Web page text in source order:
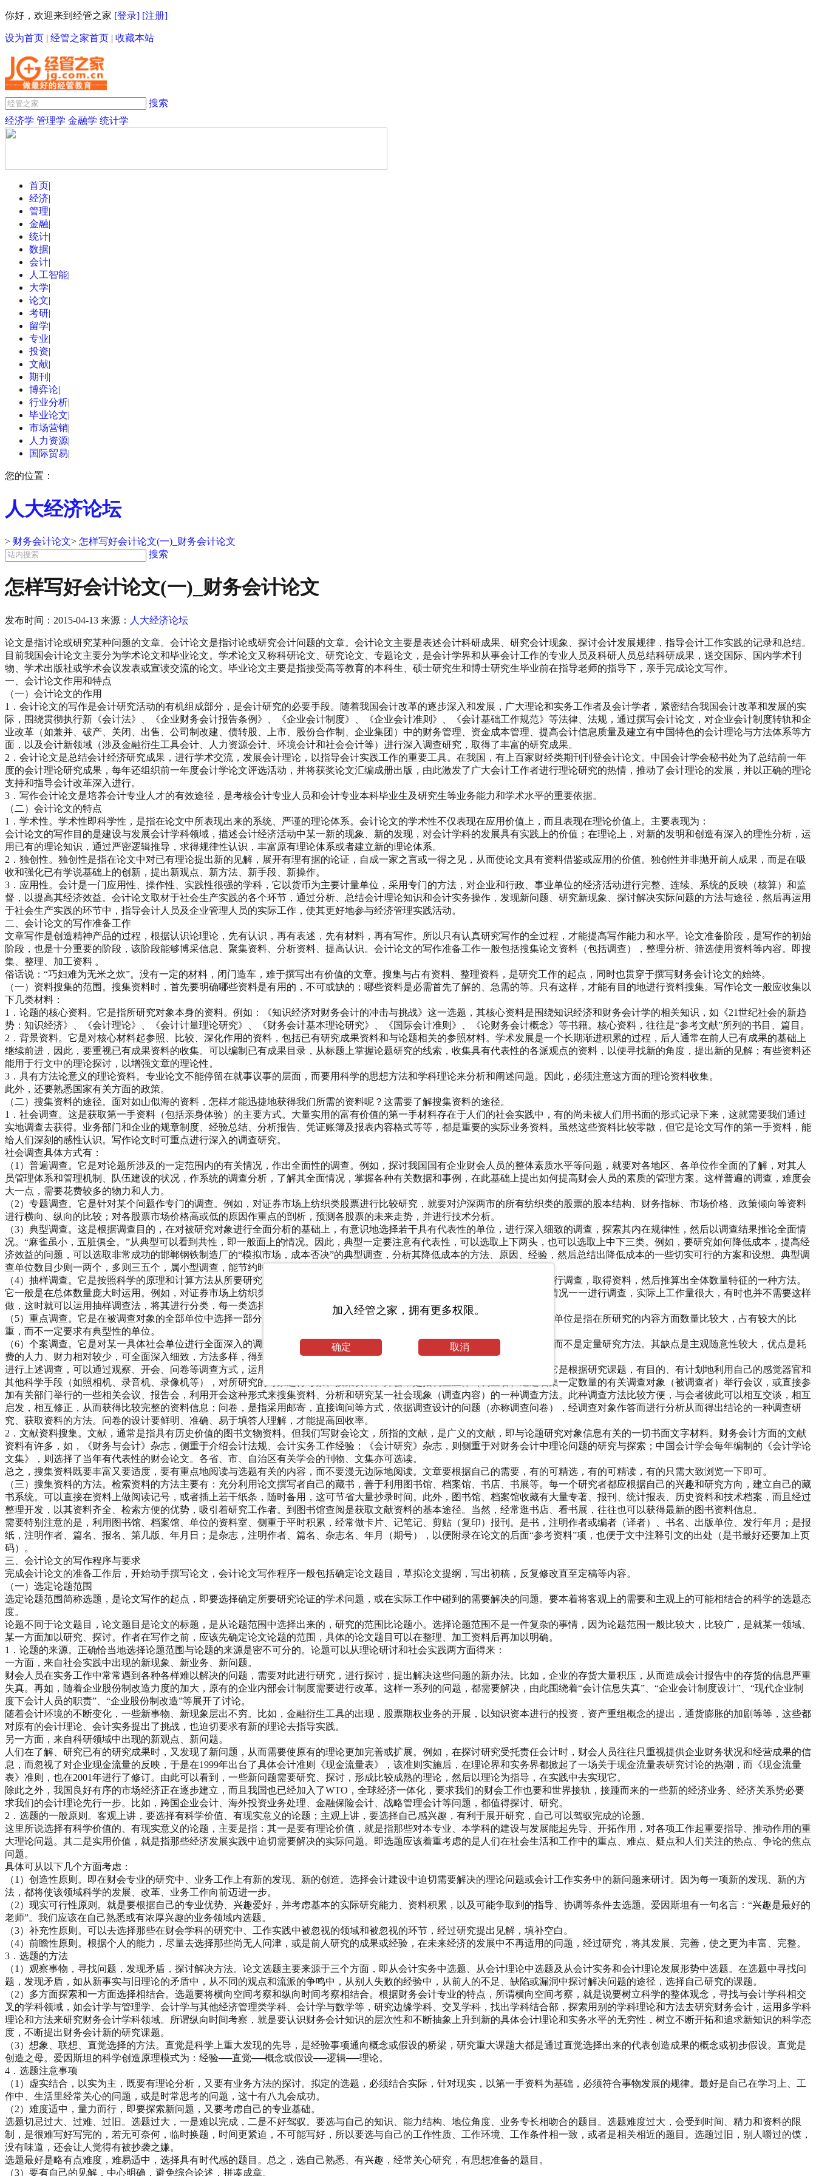
你好，欢迎来到经管之家 [登录] [注册]
设为首页 | 经管之家首页 | 收藏本站
搜索
经济学 管理学 金融学 统计学
首页|
经济|
管理|
金融|
统计|
数据|
会计|
人工智能|
大学|
论文|
考研|
留学|
专业|
投资|
文献|
期刊 |
博弈论|
行业分析|
毕业论文|
市场营销|
人力资源|
国际贸易|
您的位置：
人大经济论坛
> 财务会计论文> 怎样写好会计论文(一)_财务会计论文
搜索
怎样写好会计论文(一)_财务会计论文
发布时间： 2015-04-13 来源： 人大经济论坛
论文是指讨论或研究某种问题的文章。会计论文是指讨论或研究会计问题的文章。会计论文主要是表述会计科研成果、研究会计现象、探讨会计发展规律，指导会计工作实践的记录和总结。
目前我国会计论文主要分为学术论文和毕业论文。学术论文又称科研论文、研究论文、专题论文，是会计学界和从事会计工作的专业人员及科研人员总结科研成果，送交国际、国内学术刊
物、学术出版社或学术会议发表或宣读交流的论文。毕业论文主要是指接受高等教育的本科生、硕士研究生和博士研究生毕业前在指导老师的指导下，亲手完成论文写作。
一、会计论文作用和特点
（一）会计论文的作用
1．会计论文的写作是会计研究活动的有机组成部分，是会计研究的必要手段。随着我国会计改革的逐步深入和发展，广大理论和实务工作者及会计学者，紧密结合我国会计改革和发展的实
际，围绕贯彻执行新《会计法》、《企业财务会计报告条例》、《企业会计制度》、《企业会计准则》、《会计基础工作规范》等法律、法规，通过撰写会计论文，对企业会计制度转轨和企
业改革（如兼并、破产、关闭、出售、公司制改建、债转股、上市、股份合作制、企业集团）中的财务管理、资金成本管理、提高会计信息质量及建立有中国特色的会计理论与方法体系等方
面，以及会计新领域（涉及金融衍生工具会计、人力资源会计、环境会计和社会会计等）进行深入调查研究，取得了丰富的研究成果。
2．会计论文是总结会计经济研究成果，进行学术交流，发展会计理论，以指导会计实践工作的重要工具。在我国，有上百家财经类期刊刊登会计论文。中国会计学会秘书处为了总结前一年
度的会计理论研究成果，每年还组织前一年度会计学论文评选活动，并将获奖论文汇编成册出版，由此激发了广大会计工作者进行理论研究的热情，推动了会计理论的发展，并以正确的理论
支持和指导会计改革深入进行。
3．写作会计论文是培养会计专业人才的有效途径，是考核会计专业人员和会计专业本科毕业生及研究生等业务能力和学术水平的重要依据。
（二）会计论文的特点
1．学术性。学术性即科学性，是指在论文中所表现出来的系统、严谨的理论体系。会计论文的学术性不仅表现在应用价值上，而且表现在理论价值上。主要表现为：
会计论文的写作目的是建设与发展会计学科领域，描述会计经济活动中某一新的现象、新的发现，对会计学科的发展具有实践上的价值；在理论上，对新的发明和创造有深入的理性分析，运
用已有的理论知识，通过严密逻辑推导，求得规律性认识，丰富原有理论体系或者建立新的理论体系。
2．独创性。独创性是指在论文中对已有理论提出新的见解，展开有理有据的论证，自成一家之言或一得之见，从而使论文具有资料借鉴或应用的价值。独创性并非抛开前人成果，而是在吸
收和强化已有学说基础上的创新，提出新观点、新方法、新手段、新操作。
3．应用性。会计是一门应用性、操作性、实践性很强的学科，它以货币为主要计量单位，采用专门的方法，对企业和行政、事业单位的经济活动进行完整、连续、系统的反映（核算）和监
督，以提高其经济效益。会计论文取材于社会生产实践的各个环节，通过分析、总结会计理论知识和会计实务操作，发现新问题、研究新现象、探讨解决实际问题的方法与途径，然后再运用
于社会生产实践的环节中，指导会计人员及企业管理人员的实际工作，使其更好地参与经济管理实践活动。
二、会计论文的写作准备工作
文章写作是创造精神产品的过程，根据认识论理论，先有认识，再有表述，先有材料，再有写作。所以只有认真研究写作的全过程，才能提高写作能力和水平。论文准备阶段，是写作的初始
阶段，也是十分重要的阶段，该阶段能够博采信息、聚集资料、分析资料、提高认识。会计论文的写作准备工作一般包括搜集论文资料（包括调查），整理分析、筛选使用资料等内容。即搜
集、整理、加工资料 。
俗话说：“巧妇难为无米之炊”。没有一定的材料，闭门造车，难于撰写出有价值的文章。搜集与占有资料、整理资料，是研究工作的起点，同时也贯穿于撰写财务会计论文的始终。
（一）资料搜集的范围。搜集资料时，首先要明确哪些资料是有用的，不可或缺的；哪些资料是必需首先了解的、急需的等。只有这样，才能有目的地进行资料搜集。写作论文一般应收集以
下几类材料：
1．论题的核心资料。它是指所研究对象本身的资料。例如：《知识经济对财务会计的冲击与挑战》这一选题，其核心资料是围绕知识经济和财务会计学的相关知识，如《21世纪社会的新趋
势：知识经济》、《会计理论》、《会计计量理论研究》、《财务会计基本理论研究》、《国际会计准则》、《论财务会计概念》等书籍。核心资料，往往是“参考文献”所列的书目、篇目。
2．背景资料。它是对核心材料起参照、比较、深化作用的资料，包括已有研究成果资料和与论题相关的参照材料。学术发展是一个长期渐进积累的过程，后人通常在前人已有成果的基础上
继续前进，因此，要重视已有成果资料的收集。可以编制已有成果目录，从标题上掌握论题研究的线索，收集具有代表性的各派观点的资料，以便寻找新的角度，提出新的见解；有些资料还
能用于行文中的理论探讨，以增强文章的理论性。
3．具有方法论意义的理论资料。专业论文不能停留在就事议事的层面，而要用科学的思想方法和学科理论来分析和阐述问题。因此，必须注意这方面的理论资料收集。
此外，还要熟悉国家有关方面的政策。
（二）搜集资料的途径。面对如山似海的资料，怎样才能迅捷地获得我们所需的资料呢？这需要了解搜集资料的途径。
1．社会调查。这是获取第一手资料（包括亲身体验）的主要方式。大量实用的富有价值的第一手材料存在于人们的社会实践中，有的尚未被人们用书面的形式记录下来，这就需要我们通过
实地调查去获得。业务部门和企业的规章制度、经验总结、分析报告、凭证账簿及报表内容格式等等，都是重要的实际业务资料。虽然这些资料比较零散，但它是论文写作的第一手资料，能
给人们深刻的感性认识。写作论文时可重点进行深入的调查研究。
社会调查具体方式有：
（1）普遍调查。它是对论题所涉及的一定范围内的有关情况，作出全面性的调查。例如，探讨我国国有企业财会人员的整体素质水平等问题，就要对各地区、各单位作全面的了解，对其人
员管理体系和管理机制、队伍建设的状况，作系统的调查分析，了解其全面情况，掌握各种有关数据和事例，在此基础上提出如何提高财会人员的素质的管理方案。这样普遍的调查，难度会
大一点，需要花费较多的物力和人力。
（2）专题调查。它是针对某个问题作专门的调查。例如，对证券市场上纺织类股票进行比较研究，就要对沪深两市的所有纺织类的股票的股本结构、财务指标、市场价格、政策倾向等资料
进行横向、纵向的比较；对各股票市场价格高或低的原因作重点的剖析，预测各股票的未来走势，并进行技术分析。
（3）典型调查。这是根据调查目的，在对被研究对象进行全面分析的基础上，有意识地选择若干具有代表性的单位，进行深入细致的调查，探索其内在规律性，然后以调查结果推论全面情
况。“麻雀虽小，五脏俱全。”从典型可以看到共性，即一般面上的情况。因此，典型一定要注意有代表性，可以选取上下两头，也可以选取上中下三类。例如，要研究如何降低成本，提高经
济效益的问题，可以选取非常成功的邯郸钢铁制造厂的“模拟市场，成本否决”的典型调查，分析其降低成本的方法、原因、经验，然后总结出降低成本的一些切实可行的方案和设想。典型调
查单位数目少则一两个，多则三五个，属小型调查，能节约时间、人力、物力。
（4）抽样调查。它是按照科学的原理和计算方法从所要研究的现象的全部个体单位中，按随机原则抽取部分个体单位作为样本进行调查，取得资料，然后推算出全体数量特征的一种方法。
它一般是在总体数量庞大时运用。例如，对证券市场上纺织类股票进行比较研究，由于纺织类股票家数较多，要想对所有股票的情况一一进行调查，实际上工作量很大，有时也并不需要这样
做，这时就可以运用抽样调查法，将其进行分类，每一类选择一两家有代表性的股票进行分析比较。
（5）重点调查。它是在被调查对象的全部单位中选择一部分重点单位进行调查，以求对总体状况有一个大致的了解。所谓重点，单位是指在所研究的内容方面数量比较大，占有较大的比
重，而不一定要求有典型性的单位。
（6）个案调查。它是对某一具体社会单位进行全面深入的调查研究的方法。它与典型调查有许多共同特征，是一种定性研究方法而不是定量研究方法。其缺点是主观随意性较大，优点是耗
费的人力、财力相对较少，可全面深入细致，方法多样，得到的资料十分丰富、生动、细致，是其他方法不能比拟的。
进行上述调查，可以通过观察、开会、问卷等调查方式，运用现代科学技术手段进行。其中，观察是获取信息的最基本的方法，它是根据研究课题，有目的、有计划地利用自己的感觉器官和
其他科学手段（如照相机、录音机、录像机等），对所研究的对象进行考察、搜集资料。开会，是指调查主体（调查者）通过召集一定数量的有关调查对象（被调查者）举行会议，或直接参
加有关部门举行的一些相关会议、报告会，利用开会这种形式来搜集资料、分析和研究某一社会现象（调查内容）的一种调查方法。此种调查方法比较方便，与会者彼此可以相互交谈，相互
启发，相互修正，从而获得比较完整的资料信息；问卷，是指采用邮寄，直接询问等方式，依据调查设计的问题（亦称调查问卷），经调查对象作答而进行分析从而得出结论的一种调查研
究、获取资料的方法。问卷的设计要鲜明、准确、易于填答人理解，才能提高回收率。
2．文献资料搜集。文献，通常是指具有历史价值的图书文物资料。但我们写财会论文，所指的文献，是广义的文献，即与论题研究对象信息有关的一切书面文字材料。财务会计方面的文献
资料有许多，如，《财务与会计》杂志，侧重于介绍会计法规、会计实务工作经验；《会计研究》杂志，则侧重于对财务会计中理论问题的研究与探索；中国会计学会每年编制的《会计学论
文集》，则选择了当年有代表性的财会论文。各省、市、自治区有关学会的刊物、文集亦可选读。
总之，搜集资料既要丰富又要适度，要有重点地阅读与选题有关的内容，而不要漫无边际地阅读。文章要根据自己的需要，有的可精选，有的可精读，有的只需大致浏览一下即可。
（三）搜集资料的方法。检索资料的方法主要有：充分利用论文撰写者自己的藏书，善于利用图书馆、档案馆、书店、书展等。每一个研究者都应根据自己的兴趣和研究方向，建立自己的藏
书系统。可以直接在资料上做阅读记号，或者插上若干纸条，随时备用，这可节省大量抄录时间。此外，图书馆、档案馆收藏有大量专著、报刊、统计报表、历史资料和技术档案，而且经过
整理开发，以其资料齐全、检索方便的优势，吸引着研究工作者。到图书馆查阅是获取文献资料的基本途径。当然，经常逛书店、看书展，往往也可以获得最新的图书资料信息。
需要特别注意的是，利用图书馆、档案馆、单位的资料室、侧重于平时积累，经常做卡片、记笔记、剪贴（复印）报刊。是书，注明作者或编者（译者）、书名、出版单位、发行年月；是报
纸，注明作者、篇名、报名、第几版、年月日；是杂志，注明作者、篇名、杂志名、年月（期号），以便附录在论文的后面“参考资料”项，也便于文中注释引文的出处（是书最好还要加上页
码）。
三、会计论文的写作程序与要求
完成会计论文的准备工作后，开始动手撰写论文，会计论文写作程序一般包括确定论文题目，草拟论文提纲，写出初稿，反复修改直至定稿等内容。
（一）选定论题范围
选定论题范围简称选题，是论文写作的起点，即要选择确定所要研究论证的学术问题，或在实际工作中碰到的需要解决的问题。要本着将客观上的需要和主观上的可能相结合的科学的选题态
度。
论题不同于论文题目，论文题目是论文的标题，是从论题范围中选择出来的，研究的范围比论题小。选择论题范围不是一件复杂的事情，因为论题范围一般比较大，比较广，是就某一领域、
某一方面加以研究、探讨。作者在写作之前，应该先确定论文论题的范围，具体的论文题目可以在整理、加工资料后再加以明确。
1．论题的来源。正确恰当地选择论题范围与论题的来源是密不可分的。论题可以从理论研讨和社会实践两方面得来：
一方面，来自社会实践中出现的新现象、新业务、新问题。
财会人员在实务工作中常常遇到各种各样难以解决的问题，需要对此进行研究，进行探讨，提出解决这些问题的新办法。比如，企业的存货大量积压，从而造成会计报告中的存货的信息严重
失真。再如，随着企业股份制改造力度的加大，原有的企业内部会计制度需要进行改革。这样一系列的问题，都需要解决，由此围绕着“会计信息失真”、“企业会计制度设计”、“现代企业制
度下会计人员的职责”、“企业股份制改造”等展开了讨论。
随着会计环境的不断变化，一些新事物、新现象层出不穷。比如，金融衍生工具的出现，股票期权业务的开展，以知识资本进行的投资，资产重组概念的提出，通货膨胀的加剧等等，这些都
对原有的会计理论、会计实务提出了挑战，也迫切要求有新的理论去指导实践。
另一方面，来自科研领域中出现的新观点、新问题。
人们在了解、研究已有的研究成果时，又发现了新问题，从而需要使原有的理论更加完善或扩展。例如，在探讨研究受托责任会计时，财会人员往往只重视提供企业财务状况和经营成果的信
息，而忽视了对企业现金流量的反映，于是在1999年出台了具体会计准则《现金流量表》，该准则实施后，在理论界和实务界都掀起了一场关于现金流量表研究讨论的热潮，而《现金流量
表》准则，也在2001年进行了修订。由此可以看到，一些新问题需要研究、探讨，形成比较成熟的理论，然后以理论为指导，在实践中去实现它。
除此之外，我国良好有序的市场经济正在逐步建立，而且我国也已经加入了WTO，全球经济一体化，要求我们的财会工作也要和世界接轨，接踵而来的一些新的经济业务、经济关系势必要
求我们的会计理论先行一步。比如，跨国企业会计、海外投资业务处理、金融保险会计、战略管理会计等问题，都值得探讨、研究。
2．选题的一般原则。客观上讲，要选择有科学价值、有现实意义的论题；主观上讲，要选择自己感兴趣，有利于展开研究，自己可以驾驭完成的论题。
这里所说选择有科学价值的、有现实意义的论题，主要是指：其一是要有理论价值，就是指那些对本专业、本学科的建设与发展能起先导、开拓作用，对各项工作起重要指导、推动作用的重
大理论问题。其二是实用价值，就是指那些经济发展实践中迫切需要解决的实际问题。即选题应该着重考虑的是人们在社会生活和工作中的重点、难点、疑点和人们关注的热点、争论的焦点
问题。
具体可从以下几个方面考虑：
（1）创造性原则。即在财会专业的研究中、业务工作上有新的发现、新的创造。选择会计建设中迫切需要解决的理论问题或会计工作实务中的新问题来研讨。因为每一项新的发现、新的方
法，都将使该领域科学的发展、改革、业务工作向前迈进一步。
（2）现实可行性原则。就是要根据自己的专业优势、兴趣爱好，并考虑基本的实际研究能力、资料积累，以及可能争取到的指导、协调等条件去选题。爱因斯坦有一句名言：“兴趣是最好的
老师”。我们应该在自己熟悉或有浓厚兴趣的业务领域内选题。
（3）补充性原则。可以去选择那些在财会学科的研究中、工作实践中被忽视的领域和被忽视的环节，经过研究提出见解，填补空白。
（4）前瞻性原则。根据个人的能力，尽量去选择那些尚无人问津，或是前人研究的成果或经验，在未来经济的发展中不再适用的问题，经过研究，将其发展、完善，使之更为丰富、完整。
3．选题的方法
（1）观察事物，寻找问题，发现矛盾，探讨解决方法。论文选题主要来源于三个方面，即从会计实务中选题、从会计理论中选题及从会计实务和会计理论发展形势中选题。在选题中寻找问
题，发现矛盾，如从新事实与旧理论的矛盾中，从不同的观点和流派的争鸣中，从别人失败的经验中，从前人的不足、缺陷或漏洞中探讨解决问题的途径，选择自己研究的课题。
（2）多方面探索和一方面选择相结合。选题要将横向空间考察和纵向时间考察相结合。根据财务会计专业的特点，所谓横向空间考察，就是说要树立科学的整体观念，寻找与会计学科相交
叉的学科领域，如会计学与管理学、会计学与其他经济管理类学科、会计学与数学等，研究边缘学科、交叉学科，找出学科结合部，探索用别的学科理论和方法去研究财务会计，运用多学科
理论和方法来研究财务会计学科领域。所谓纵向时间考察，就是要认识财务会计知识的层次性和不断抽象上升到新的具体会计理论和实务水平的无穷性，树立不断开拓和追求新知识的科学态
度，不断提出财务会计新的研究课题。
（3）想象、联想、直觉选择的方法。直觉是科学上重大发现的先导，是经验事项通向概念或假设的桥梁，研究重大课题大都是通过直觉选择出来的代表创造成果的概念或初步假设。直觉是
创造之母。爱因斯坦的科学创造原理模式为：经验──直觉──概念或假设──逻辑──理论。
4．选题注意事项
（1）虚实结合，以实为主，既要有理论分析，又要有业务方法的探讨。拟定的选题，必须结合实际，针对现实，以第一手资料为基础，必须符合事物发展的规律。最好是自己在学习上、工
作中、生活里经常关心的问题，或是时常思考的问题，这十有八九会成功。
（2）难度适中，量力而行，即要探索新问题，又要考虑自己的专业基础。
选题切忌过大、过难、过旧。选题过大，一是难以完成，二是不好驾驭。要选与自己的知识、能力结构、地位角度、业务专长相吻合的题目。选题难度过大，会受到时间、精力和资料的限
制，是很难写好写完的，若无可奈何，临时换题，时间更紧迫，不可能写好，所以要选与自己的工作性质、工作环境、工作条件相一致，或者是相关相近的题目。选题过旧，别人嚼过的馍，
没有味道，还会让人觉得有被抄袭之嫌。
选题最好是略有点难度，难易适中，选择具有时代感的题目。总之，选自己熟悉、有兴趣，经常关心研究，有思想准备的题目。
（3）要有自己的见解，中心明确，避免综合论述，拼凑成章。
加入经管之家，拥有更多权限。
确定 取消